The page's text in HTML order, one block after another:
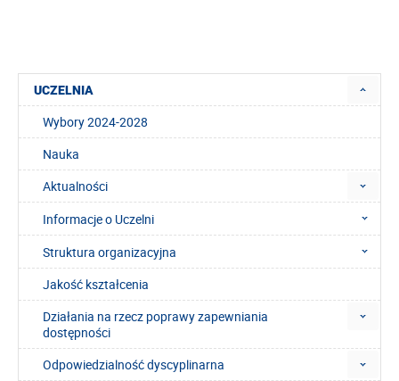
UCZELNIA
Wybory 2024-2028
Nauka
Aktualności
Informacje o Uczelni
Struktura organizacyjna
Jakość kształcenia
Działania na rzecz poprawy zapewniania
dostępności
Odpowiedzialność dyscyplinarna